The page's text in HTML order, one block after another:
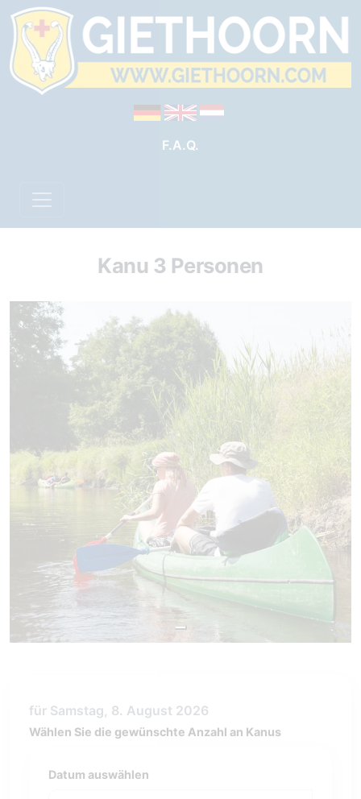
F.A.Q.
Kanu 3 Personen
für Samstag, 8. August 2026
Wählen Sie die gewünschte Anzahl an Kanus
Datum auswählen